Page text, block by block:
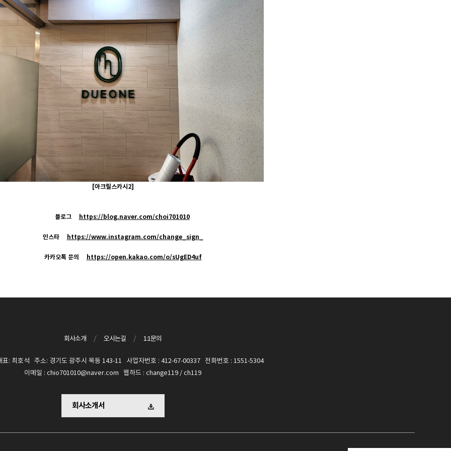
[아크릴스카시2]
블로그 https://blog.naver.com/choi701010
인스타 https://www.instagram.com/change_sign_
카카오톡 문의 https://open.kakao.com/o/sUgED4uf
회사소개 / 오시는길 / 1:1문의
: 최호석 주소: 경기도 광주시 목동 143-11 사업자번호 : 412-67-00337 전화번호 : 1551-5304
이메일 : chio701010@naver.com 웹하드 : change119 / ch119
회사소개서